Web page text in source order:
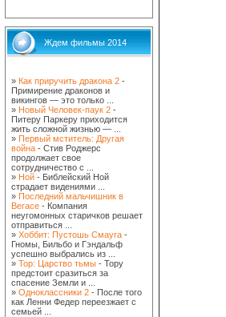
Ждем фильмы 2014
» Как приручить дракона 2 -
Примирение драконов и
викингов — это только ...
» Новый Человек-паук 2 -
Питеру Паркеру приходится
жить сложной жизнью — ...
» Первый мститель: Другая
война - Стив Роджерс
продолжает свое
сотрудничество с ...
» Ной - Библейский Ной
страдает видениями ...
» Последний мальчишник в
Вегасе - Компания
неугомонных старичков решает
отправиться ...
» Хоббит: Пустошь Смауга -
Гномы, Бильбо и Гэндальф
успешно выбрались из ...
» Тор: Царство тьмы - Тору
предстоит сразиться за
спасение Земли и ...
» Одноклассники 2 - После того
как Ленни Федер переезжает с
семьей ...